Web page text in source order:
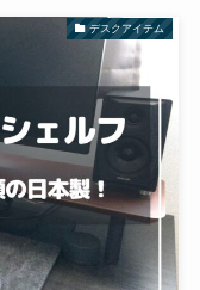
デスクアイテム